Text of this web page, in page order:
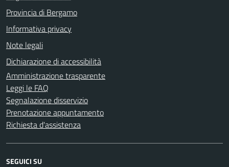
Provincia di Bergamo
Informativa privacy
Note legali
Dichiarazione di accessibilità
Amministrazione trasparente
Leggi le FAQ
Segnalazione disservizio
Prenotazione appuntamento
Richiesta d'assistenza
SEGUICI SU